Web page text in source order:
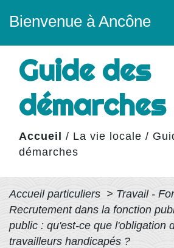
Bienvenue à Ancône
Guide des
démarches
Accueil / La vie locale /
démarches
Accueil particuliers > Travail -
Recrutement dans la fonction
public : qu'est-ce que l'obligation
travailleurs handicapés ?